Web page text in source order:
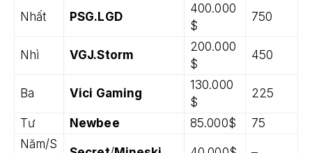
Nhất PSG.LGD
400.000
$
750
Nhì VGJ.Storm
200.000
$
450
Ba Vici Gaming
130.000
$
225
Tư Newbee 85.000$
75
Năm/S